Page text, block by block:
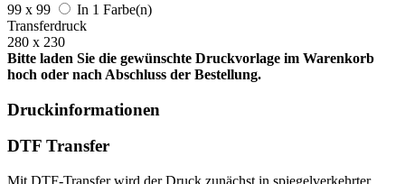
99 x 99
In 1 Farbe(n)
Transferdruck
280 x 230
Bitte laden Sie die gewünschte Druckvorlage im Warenkorb
hoch oder nach Abschluss der Bestellung.
Druckinformationen
DTF Transfer
Mit DTF-Transfer wird der Druck zunächst in spiegelverkehrter